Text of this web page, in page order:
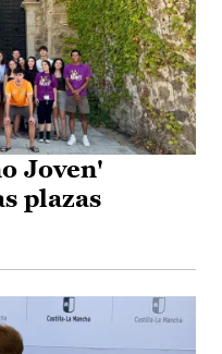
Joven'
plazas